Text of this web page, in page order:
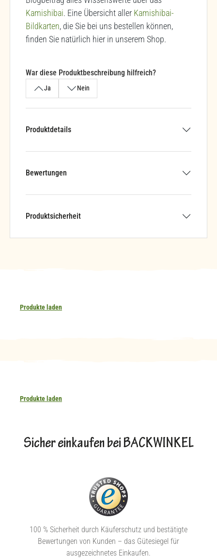
Kamishibai. Eine Übersicht aller Kamishibai-
Bildkarten, die Sie bei uns bestellen können,
finden Sie natürlich hier in unserem Shop.
War diese Produktbeschreibung hilfreich?
Ja Nein
Produktdetails
Bewertungen
Produktsicherheit
Produkte laden
Produkte laden
Sicher einkaufen bei BACKWINKEL
100 % Sicherheit durch Käuferschutz und bestätigte
Bewertungen von Kunden – das Gütesiegel für
ausgezeichnetes Einkaufen.